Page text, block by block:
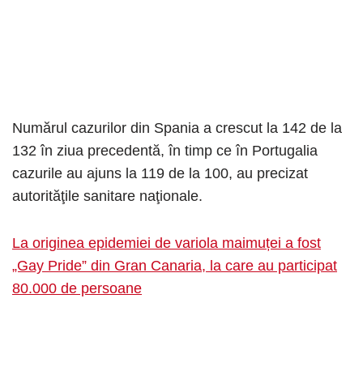
Numărul cazurilor din Spania a crescut la 142 de la
132 în ziua precedentă, în timp ce în Portugalia
cazurile au ajuns la 119 de la 100, au precizat
autorităţile sanitare naţionale.
La originea epidemiei de variola maimuței a fost
„Gay Pride” din Gran Canaria, la care au participat
80.000 de persoane